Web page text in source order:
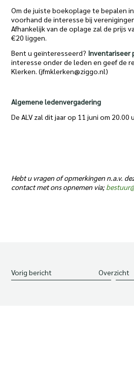
Om de juiste boekoplage te bepalen
voorhand de interesse bij
Afhankelijk van de oplage zal de prijs
€20 liggen.
Bent u geïnteresseerd? Inventariseer
interesse onder de leden en geef de
Klerken. (jfmklerken@ziggo.nl)
Algemene ledenvergadering
De ALV zal dit jaar op 11 juni om 20.00
Hebt u vragen of opmerkingen n.a.v.
contact met ons opnemen via;
Vorig bericht Overzicht